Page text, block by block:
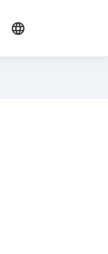
language